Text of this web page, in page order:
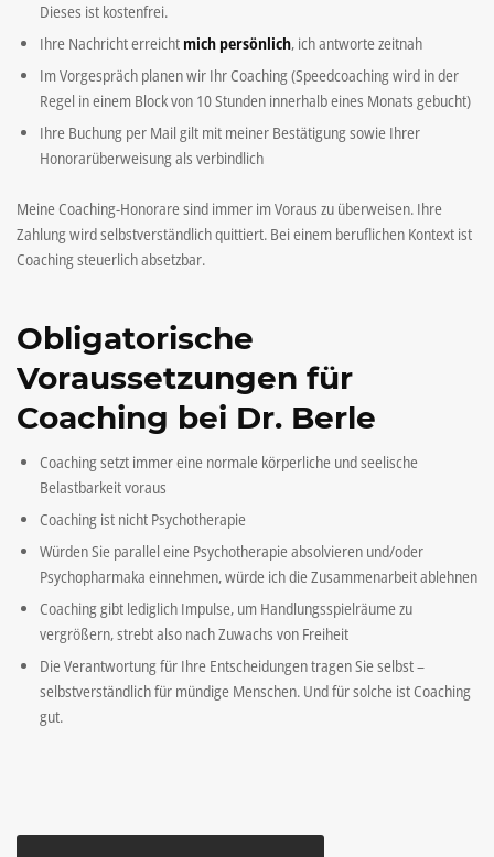
Dieses ist kostenfrei.
Ihre Nachricht erreicht mich persönlich, ich antworte zeitnah
Im Vorgespräch planen wir Ihr Coaching (Speedcoaching wird in der
Regel in einem Block von 10 Stunden innerhalb eines Monats gebucht)
Ihre Buchung per Mail gilt mit meiner Bestätigung sowie Ihrer
Honorarüberweisung als verbindlich
Meine Coaching-Honorare sind immer im Voraus zu überweisen. Ihre
Zahlung wird selbstverständlich quittiert. Bei einem beruflichen Kontext ist
Coaching steuerlich absetzbar.
Obligatorische
Voraussetzungen für
Coaching bei Dr. Berle
Coaching setzt immer eine normale körperliche und seelische
Belastbarkeit voraus
Coaching ist nicht Psychotherapie
Würden Sie parallel eine Psychotherapie absolvieren und/oder
Psychopharmaka einnehmen, würde ich die Zusammenarbeit ablehnen
Coaching gibt lediglich Impulse, um Handlungsspielräume zu
vergrößern, strebt also nach Zuwachs von Freiheit
Die Verantwortung für Ihre Entscheidungen tragen Sie selbst –
selbstverständlich für mündige Menschen. Und für solche ist Coaching
gut.